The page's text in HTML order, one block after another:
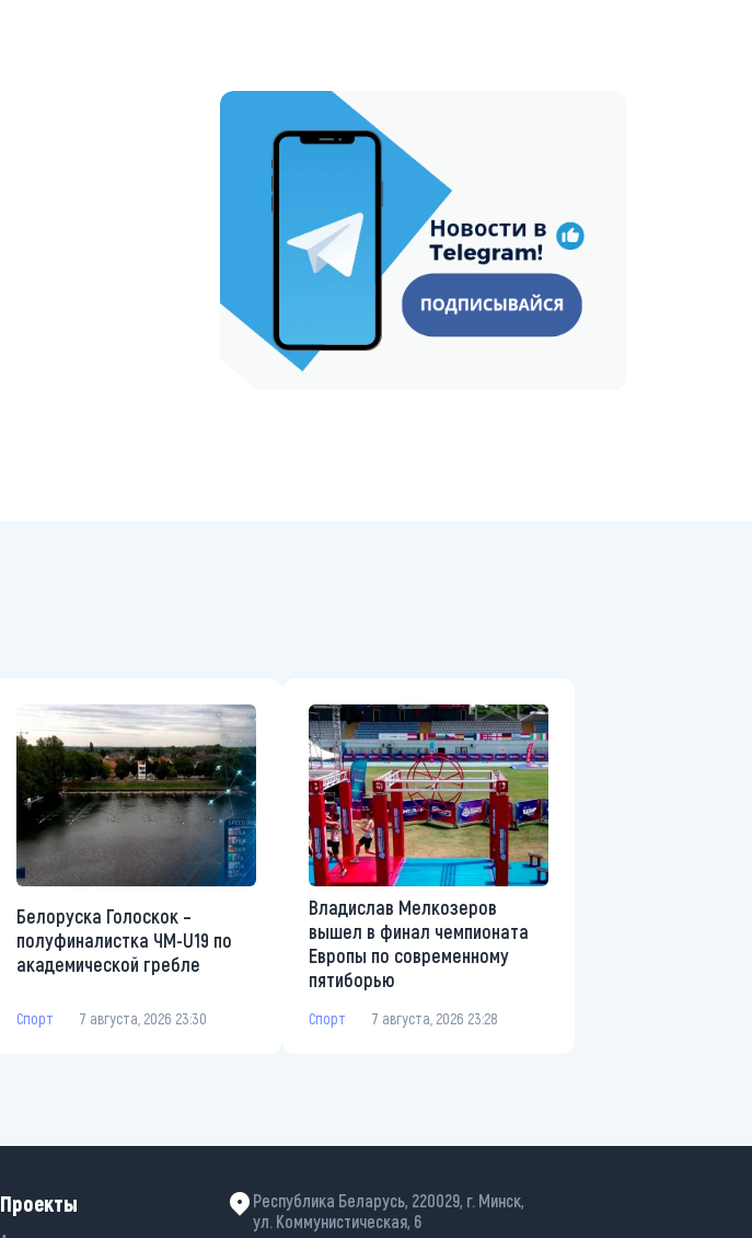
https://t.me/minskctvby
Белоруска Голоскок –
полуфиналистка ЧМ-U19 по
академической гребле
Спорт 7 августа, 2026 23:30
Владислав Мелкозеров
вышел в финал чемпионата
Европы по современному
пятиборью
Спорт 7 августа, 2026 23:28
Проекты
Республика Беларусь, 220029, г. Минск,
ул. Коммунистическая, 6